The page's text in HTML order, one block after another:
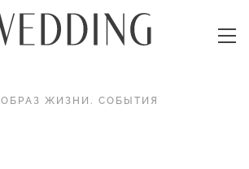
ОБРАЗ ЖИЗНИ . СОБЫТИЯ